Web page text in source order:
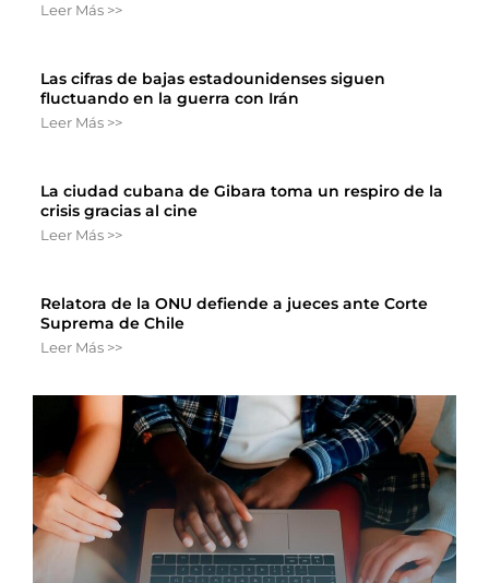
Leer Más >>
Las cifras de bajas estadounidenses siguen
fluctuando en la guerra con Irán
Leer Más >>
La ciudad cubana de Gibara toma un respiro de la
crisis gracias al cine
Leer Más >>
Relatora de la ONU defiende a jueces ante Corte
Suprema de Chile
Leer Más >>